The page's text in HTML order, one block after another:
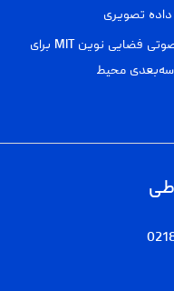
تصویری
مدل صوتی فضایی نوین MIT برای
محیط